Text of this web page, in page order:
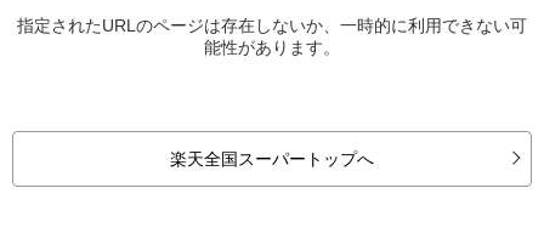
指定されたURLのページは存在しないか、一時的に利用できない可
能性があります。
楽天全国スーパートップへ